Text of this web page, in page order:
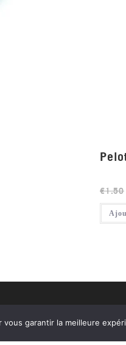
€1.50
vous garantir la meilleure